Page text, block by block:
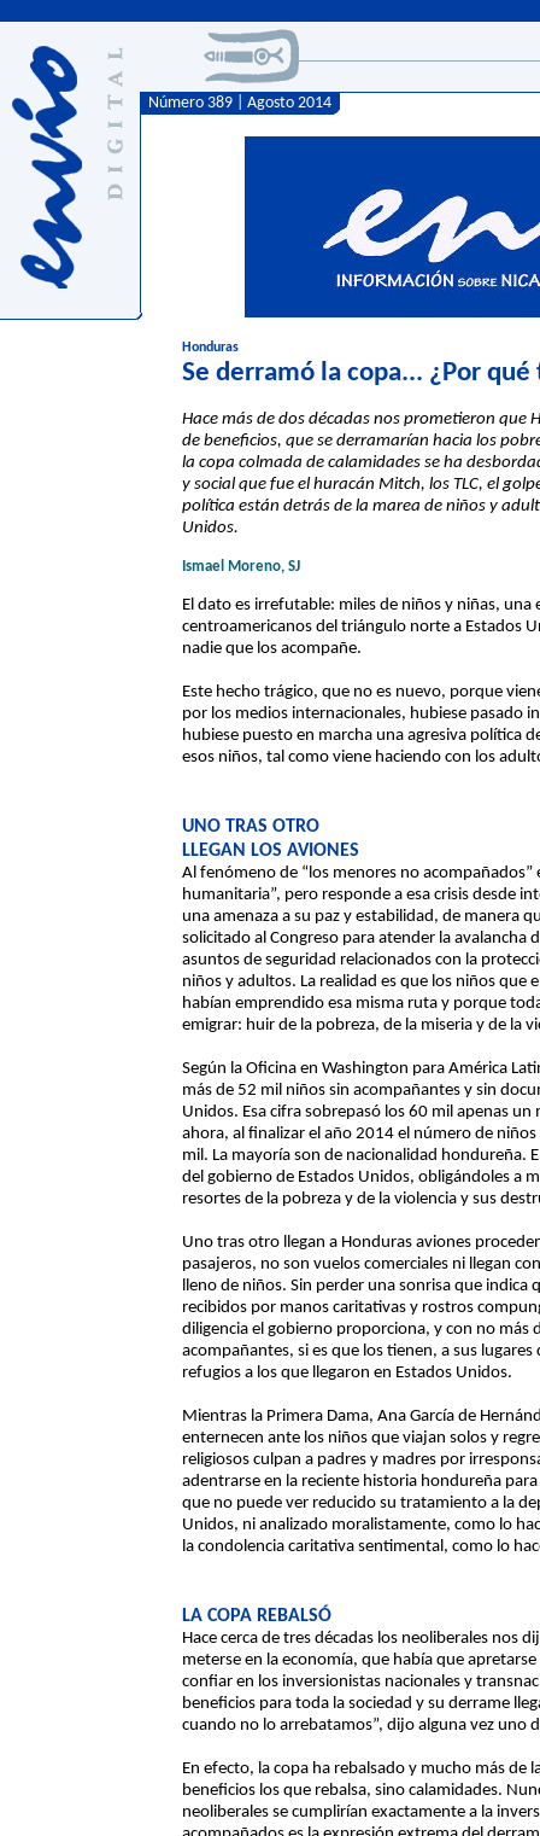
Número 389 | Agosto 2014
Honduras
Se derramó la copa... ¿Por
Hace más de dos décadas nos prometieron que
de beneficios, que se derramarían hacia los
la copa colmada de calamidades se ha
y social que fue el huracán Mitch, los TLC, el
política están detrás de la marea de niños y
Unidos.
Ismael Moreno, SJ
El dato es irrefutable: miles de niños y niñas,
centroamericanos del triángulo norte a Estados
nadie que los acompañe.
Este hecho trágico, que no es nuevo, porque
por los medios internacionales, hubiese pasado
hubiese puesto en marcha una agresiva política
esos niños, tal como viene haciendo con los
UNO TRAS OTRO
LLEGAN LOS AVIONES
Al fenómeno de “los menores no acompañados”
humanitaria”, pero responde a esa crisis desde
una amenaza a su paz y estabilidad, de manera
solicitado al Congreso para atender la avalancha
asuntos de seguridad relacionados con la
niños y adultos. La realidad es que los niños que
habían emprendido esa misma ruta y porque
emigrar: huir de la pobreza, de la miseria y de la
Según la Oficina en Washington para América
más de 52 mil niños sin acompañantes y sin
Unidos. Esa cifra sobrepasó los 60 mil apenas
ahora, al finalizar el año 2014 el número de
mil. La mayoría son de nacionalidad hondureña.
del gobierno de Estados Unidos, obligándoles a
resortes de la pobreza y de la violencia y sus
Uno tras otro llegan a Honduras aviones
pasajeros, no son vuelos comerciales ni llegan
lleno de niños. Sin perder una sonrisa que
recibidos por manos caritativas y rostros
diligencia el gobierno proporciona, y con no más
acompañantes, si es que los tienen, a sus
refugios a los que llegaron en Estados Unidos.
Mientras la Primera Dama, Ana García de
enternecen ante los niños que viajan solos y
religiosos culpan a padres y madres por
adentrarse en la reciente historia hondureña
que no puede ver reducido su tratamiento a la
Unidos, ni analizado moralistamente, como lo
la condolencia caritativa sentimental, como lo
LA COPA REBALSÓ
Hace cerca de tres décadas los neoliberales nos
meterse en la economía, que había que
confiar en los inversionistas nacionales y
beneficios para toda la sociedad y su derrame
cuando no lo arrebatamos”, dijo alguna vez uno
En efecto, la copa ha rebalsado y mucho más de
beneficios los que rebalsa, sino calamidades.
neoliberales se cumplirían exactamente a la